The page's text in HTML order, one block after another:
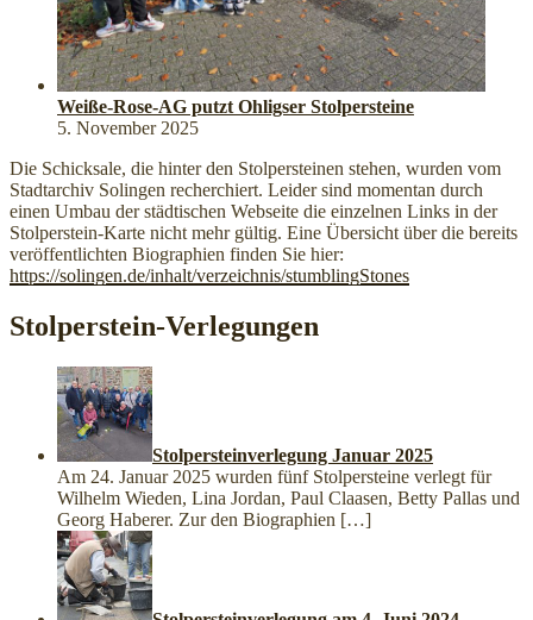
Weiße-Rose-AG putzt Ohligser Stolpersteine
5. November 2025
Die Schicksale, die hinter den Stolpersteinen stehen, wurden vom
Stadtarchiv Solingen recherchiert. Leider sind momentan durch
einen Umbau der städtischen Webseite die einzelnen Links in der
Stolperstein-Karte nicht mehr gültig. Eine Übersicht über die bereits
veröffentlichten Biographien finden Sie hier:
https://solingen.de/inhalt/verzeichnis/stumblingStones
Stolperstein-Verlegungen
Stolpersteinverlegung Januar 2025
Am 24. Januar 2025 wurden fünf Stolpersteine verlegt für
Wilhelm Wieden, Lina Jordan, Paul Claasen, Betty Pallas und
Georg Haberer. Zur den Biographien […]